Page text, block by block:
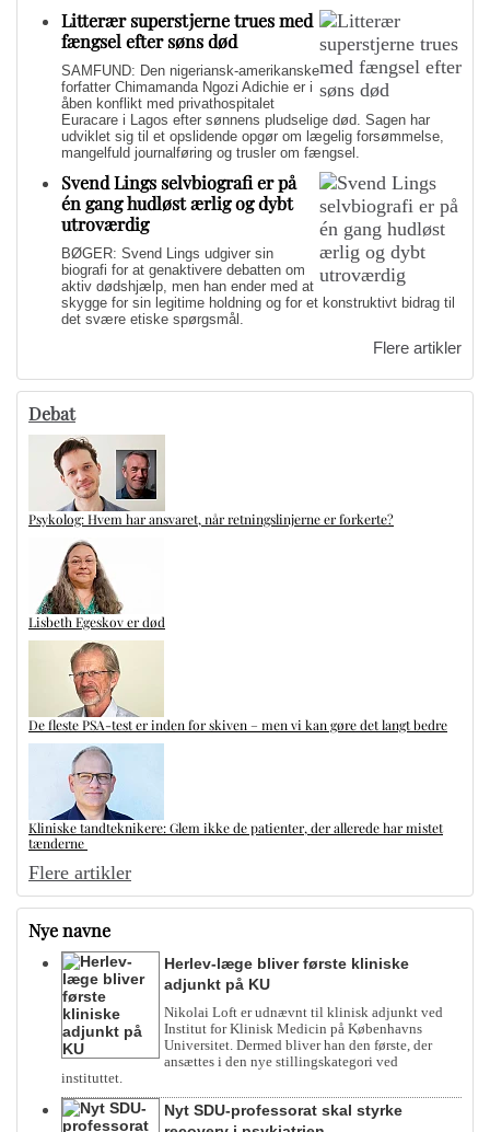
Litterær superstjerne trues med
fængsel efter søns død
SAMFUND: Den nigeriansk-amerikanske
forfatter Chimamanda Ngozi Adichie er i
åben konflikt med privathospitalet
Euracare i Lagos efter sønnens pludselige død. Sagen har
udviklet sig til et opslidende opgør om lægelig forsømmelse,
mangelfuld journalføring og trusler om fængsel.
Svend Lings selvbiografi er på
én gang hudløst ærlig og dybt
utroværdig
BØGER: Svend Lings udgiver sin
biografi for at genaktivere debatten om
aktiv dødshjælp, men han ender med at
skygge for sin legitime holdning og for et konstruktivt bidrag til
det svære etiske spørgsmål.
Flere artikler
Debat
Psykolog: Hvem har ansvaret, når retningslinjerne er forkerte?
Lisbeth Egeskov er død
De fleste PSA-test er inden for skiven – men vi kan gøre det langt bedre
Kliniske tandteknikere: Glem ikke de patienter, der allerede har mistet
tænderne
Flere artikler
Nye navne
Herlev-læge bliver første kliniske
adjunkt på KU
Nikolai Loft er udnævnt til klinisk adjunkt ved
Institut for Klinisk Medicin på Københavns
Universitet. Dermed bliver han den første, der
ansættes i den nye stillingskategori ved
instituttet.
Nyt SDU-professorat skal styrke